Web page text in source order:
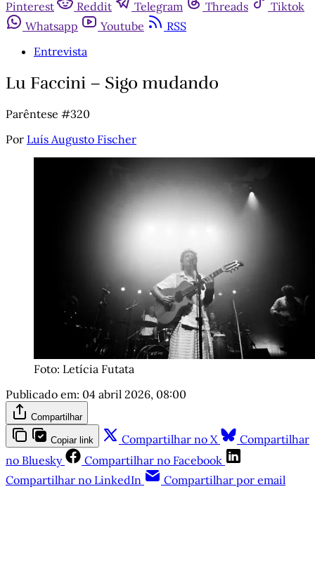
Pinterest
Reddit Telegram Threads
Tiktok
Whatsapp
Youtube
RSS
Entrevista
Lu Faccini – Sigo mudando
Parêntese #320
Por Luís Augusto Fischer
Foto: Letícia Futata
Publicado em: 04 abril 2026, 08:00
Compartilhar
Copiar link Compartilhar no X
Compartilhar
no Bluesky
Compartilhar no Facebook
Compartilhar no LinkedIn
Compartilhar por email